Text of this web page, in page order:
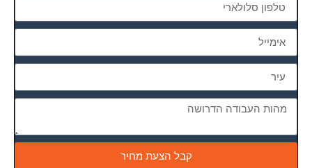
קבל הצעת מחיר